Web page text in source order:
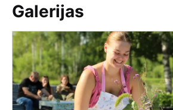
Galerijas